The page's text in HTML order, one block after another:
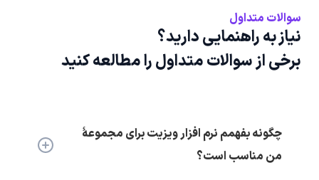
سوالات متداول
نیاز به راهنمایی دارید؟
برخی از سوالات متداول را مطالعه کنید
چگونه بفهمم نرم افزار ویزیت برای مجموعۀ
من مناسب است؟